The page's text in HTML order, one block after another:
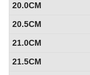
20.0CM
20.5CM
21.0CM
21.5CM